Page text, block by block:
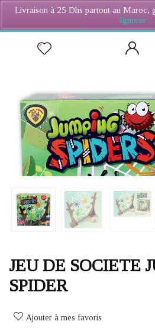
Livraison à 25 Dhs partout au Maroc,
Ignorer
JEU DE SOCIETE
SPIDER
Ajouter à mes favoris